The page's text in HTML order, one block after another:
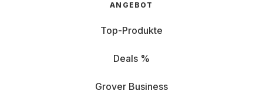
ANGEBOT
Top-Produkte
Deals %
Grover Business